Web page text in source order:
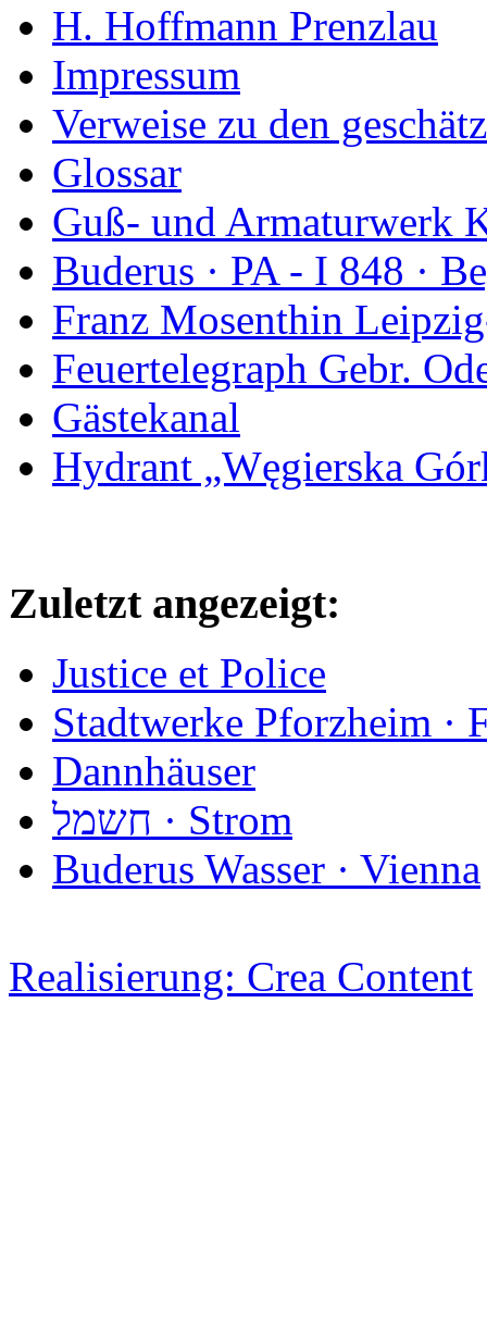
H. Hoffmann Prenzlau
Impressum
Verweise zu den
Glossar
Guß- und Armaturwerk
Buderus · PA - I 848 ·
Franz Mosenthin
Feuertelegraph Gebr.
Gästekanal
Hydrant „Węgierska
Zuletzt angezeigt:
Justice et Police
Stadtwerke Pforzheim ·
Dannhäuser
חשמל · Strom
Buderus Wasser · Vienna
Realisierung: Crea Content